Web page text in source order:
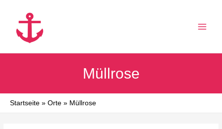
springen
Müllrose
Startseite Orte Müllrose